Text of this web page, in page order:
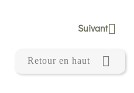
Suivant
Retour en haut 